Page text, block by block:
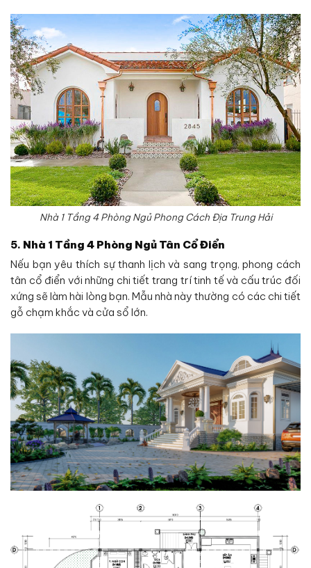
Nhà 1 Tầng 4 Phòng Ngủ Phong Cách Địa Trung Hải
5. Nhà 1 Tầng 4 Phòng Ngủ Tân Cổ Điển
Nếu bạn yêu thích sự thanh lịch và sang trọng, phong cách
tân cổ điển với những chi tiết trang trí tinh tế và cấu trúc đối
xứng sẽ làm hài lòng bạn. Mẫu nhà này thường có các chi tiết
gỗ chạm khắc và cửa sổ lớn.